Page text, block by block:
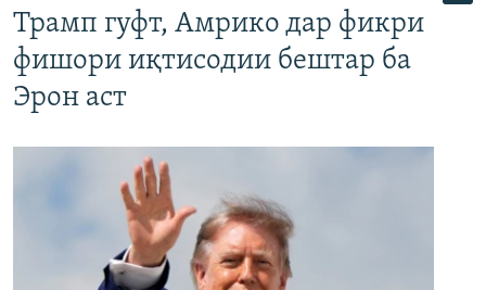
Трамп гуфт, Амрико дар фикри
фишори иқтисодии бештар ба
Эрон аст